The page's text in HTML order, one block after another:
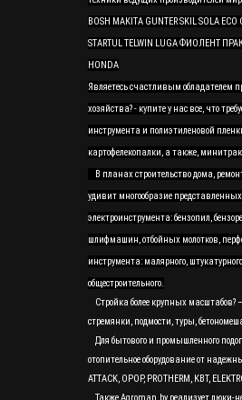
BOSH MAKITA GUNTER SKIL SOLA ECO
STARTUL TELWIN LUGA ФИОЛЕНТ
HONDA
Являетесь счастливым обладателем
хозяйства? - купите у нас все, что
инструмента и полиэтиленовой
картофелекопалки, а также,
В планах строительство дома,
удивит многообразие
электроинструмента: бензопил,
шлифмашин, отбойных молотков,
инструмента: малярного,
общестроительного.
Стройка более крупных
стремянки, подмости, туры,
Для бытового и промышленного
отопительное оборудование от
ATTACK, OPOP, PROTHERM, KBT,
Также Agroman.by реализует люки-